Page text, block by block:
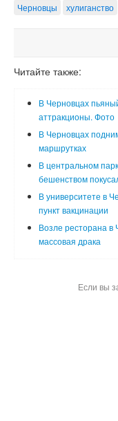
Черновцы
хулиганство
Читайте также:
В Черновцах
аттракционы. Фото
В Черновцах
маршрутках
В центральном
бешенством
В университете в
пункт вакцинации
Возле ресторана
массовая драка
Если вы